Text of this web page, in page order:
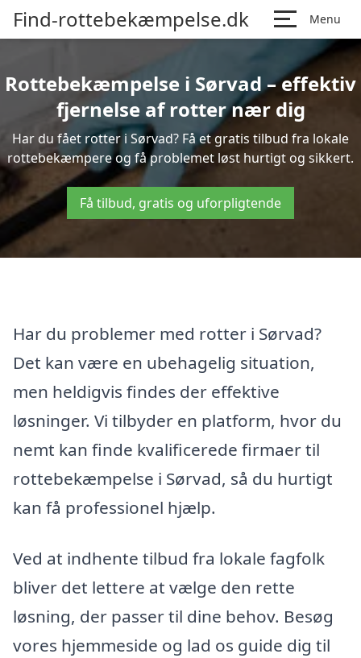
Find-rottebekæmpelse.dk Menu
Rottebekæmpelse i Sørvad – effektiv
fjernelse af rotter nær dig
Har du fået rotter i Sørvad? Få et gratis tilbud fra lokale
rottebekæmpere og få problemet løst hurtigt og sikkert.
Få tilbud, gratis og uforpligtende
Har du problemer med rotter i Sørvad?
Det kan være en ubehagelig situation,
men heldigvis findes der effektive
løsninger. Vi tilbyder en platform, hvor du
nemt kan finde kvalificerede firmaer til
rottebekæmpelse i Sørvad, så du hurtigt
kan få professionel hjælp.
Ved at indhente tilbud fra lokale fagfolk
bliver det lettere at vælge den rette
løsning, der passer til dine behov. Besøg
vores hjemmeside og lad os guide dig til